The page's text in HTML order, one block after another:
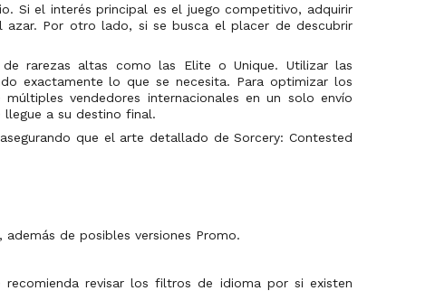
Si el interés principal es el juego competitivo, adquirir
azar. Por otro lado, si se busca el placer de descubrir
rarezas altas como las Elite o Unique. Utilizar las
exactamente lo que se necesita. Para optimizar los
vendedores internacionales en un solo envío
a su destino final.
que el arte detallado de Sorcery: Contested
de posibles versiones Promo.
revisar los filtros de idioma por si existen